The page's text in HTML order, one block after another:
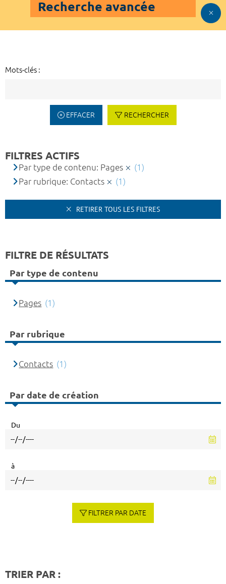
Recherche avancée
Mots-clés :
EFFACER RECHERCHER
FILTRES ACTIFS
Par type de contenu: Pages
(1)
Par rubrique: Contacts
(1)
RETIRER TOUS LES FILTRES
FILTRE DE RÉSULTATS
Par type de contenu
Pages (1)
Par rubrique
Contacts (1)
Par date de création
Du
à
FILTRER PAR DATE
TRIER PAR :